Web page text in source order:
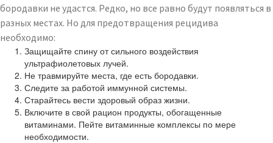
бородавки не удастся. Редко, но все равно будут появляться в
разных местах. Но для предотвращения рецидива
необходимо:
Защищайте спину от сильного воздействия
ультрафиолетовых лучей.
Не травмируйте места, где есть бородавки.
Следите за работой иммунной системы.
Старайтесь вести здоровый образ жизни.
Включите в свой рацион продукты, обогащенные
витаминами. Пейте витаминные комплексы по мере
необходимости.